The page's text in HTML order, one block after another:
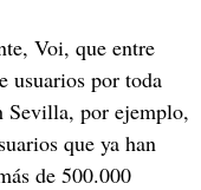
Voi, que entre
usuarios por toda
Sevilla, por ejemplo,
que ya han
de 500.000